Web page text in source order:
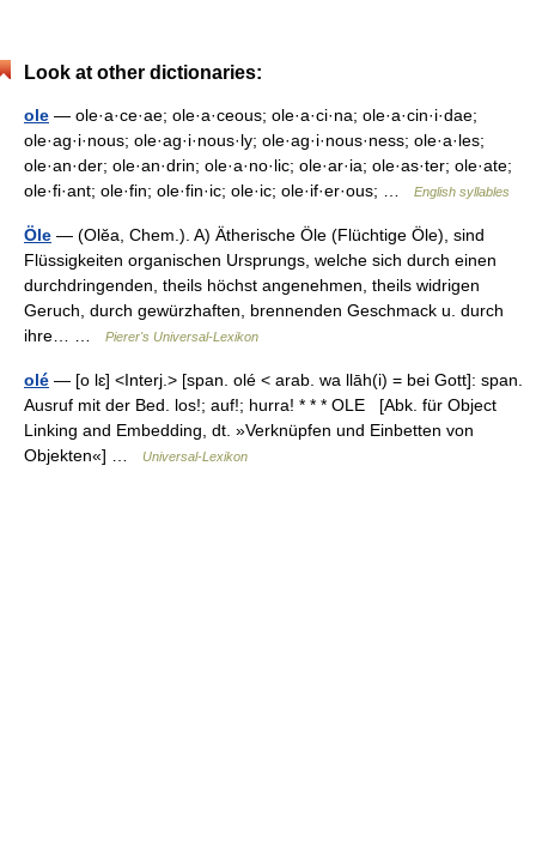
Look at other dictionaries:
ole — ole·a·ce·ae; ole·a·ceous; ole·a·ci·na; ole·a·cin·i·dae;
ole·ag·i·nous; ole·ag·i·nous·ly; ole·ag·i·nous·ness; ole·a·les;
ole·an·der; ole·an·drin; ole·a·no·lic; ole·ar·ia; ole·as·ter; ole·ate;
ole·fi·ant; ole·fin; ole·fin·ic; ole·ic; ole·if·er·ous; …
English syllables
Öle — (Olĕa, Chem.). A) Ätherische Öle (Flüchtige Öle), sind
Flüssigkeiten organischen Ursprungs, welche sich durch einen
durchdringenden, theils höchst angenehmen, theils widrigen
Geruch, durch gewürzhaften, brennenden Geschmack u. durch
ihre… …
Pierer's Universal-Lexikon
olé — [o lɛ] <Interj.> [span. olé < arab. wa llāh(i) = bei Gott]: span.
Ausruf mit der Bed. los!; auf!; hurra! * * * OLE [Abk. für Object
Linking and Embedding, dt. »Verknüpfen und Einbetten von
Objekten«] …
Universal-Lexikon